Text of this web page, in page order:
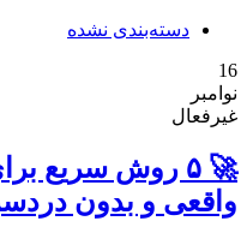
دسته‌بندی نشده
16
نوامبر
غیرفعال
🚀 ۵ روش سریع
واقعی و بدون